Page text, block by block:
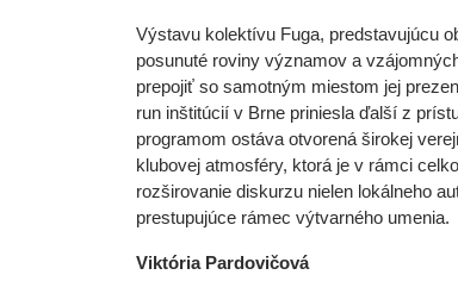
Výstavu kolektívu Fuga, predstavujúcu
posunuté roviny významov a
prepojiť so samotným miestom jej
run inštitúcií v Brne priniesla ďalší z
programom ostáva otvorená širokej
klubovej atmosféry, ktorá je v rámci
rozširovanie diskurzu nielen lokálneho
prestupujúce rámec výtvarného umenia.
Viktória Pardovičová